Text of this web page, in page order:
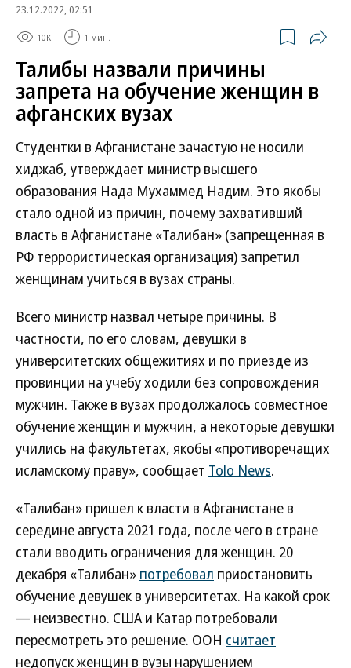
23.12.2022, 02:51
10K 1 мин.
Талибы назвали причины
запрета на обучение женщин в
афганских вузах
Студентки в Афганистане зачастую не носили
хиджаб, утверждает министр высшего
образования Нада Мухаммед Надим. Это якобы
стало одной из причин, почему захвативший
власть в Афганистане «Талибан» (запрещенная в
РФ террористическая организация) запретил
женщинам учиться в вузах страны.
Всего министр назвал четыре причины. В
частности, по его словам, девушки в
университетских общежитиях и по приезде из
провинции на учебу ходили без сопровождения
мужчин. Также в вузах продолжалось совместное
обучение женщин и мужчин, а некоторые девушки
учились на факультетах, якобы «противоречащих
исламскому праву», сообщает Tolo News.
«Талибан» пришел к власти в Афганистане в
середине августа 2021 года, после чего в стране
стали вводить ограничения для женщин. 20
декабря «Талибан» потребовал приостановить
обучение девушек в университетах. На какой срок
— неизвестно. США и Катар потребовали
пересмотреть это решение. ООН считает
недопуск женщин в вузы нарушением